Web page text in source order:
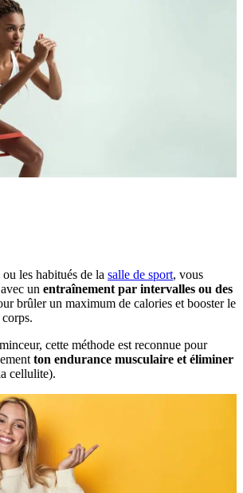
les habitués de la salle de sport, vous
un entraînement par intervalles ou des
brûler un maximum de calories et booster le
cette méthode est reconnue pour
ton endurance musculaire et éliminer
cellulite).